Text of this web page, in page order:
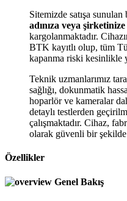
Sitemizde satışa
adınıza veya
kargolanmaktadır.
BTK kayıtlı olup, tüm
kapanma riski kesinlikle
Teknik uzmanlarımız
sağlığı, dokunmatik
hoparlör ve kameralar
detaylı testlerden
çalışmaktadır. Cihaz,
olarak güvenli bir
Özellikler
Genel Bakış